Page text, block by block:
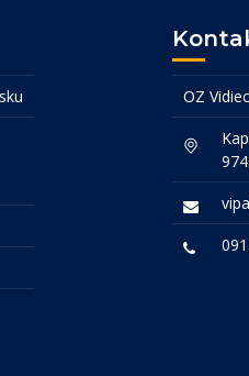
OZ